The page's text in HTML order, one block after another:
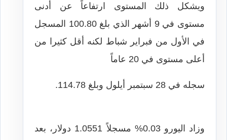
ويشكل ذلك المستوى ارتفاعاً عن أدنى
مستوى في 9 أشهر الذي بلغ 100.80 المسجل
في الأول من فبراير شباط لكنه أقل كثيرا من
أعلى مستوى في 20 عاماً
سجله في 28 سبتمبر أيلول وبلغ 114.78.
وزاد اليورو 0.03% مسجلاً 1.0551 دولار، بعد